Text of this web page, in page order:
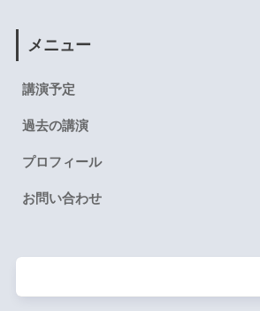
メニュー
講演予定
過去の講演
プロフィール
お問い合わせ